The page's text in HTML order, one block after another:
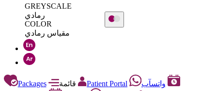
GREYSCALE
رمادي
COLOR
مقياس رمادي
Packages Patient Portal واتسآب